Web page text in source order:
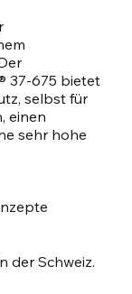
37-675 bietet
selbst für
einen
sehr hohe
der Schweiz.